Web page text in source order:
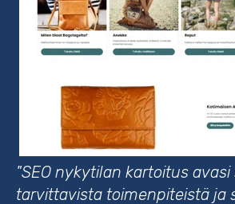
"SEO nykytilan kartoitus
tarvittavista toimenpiteistä ja